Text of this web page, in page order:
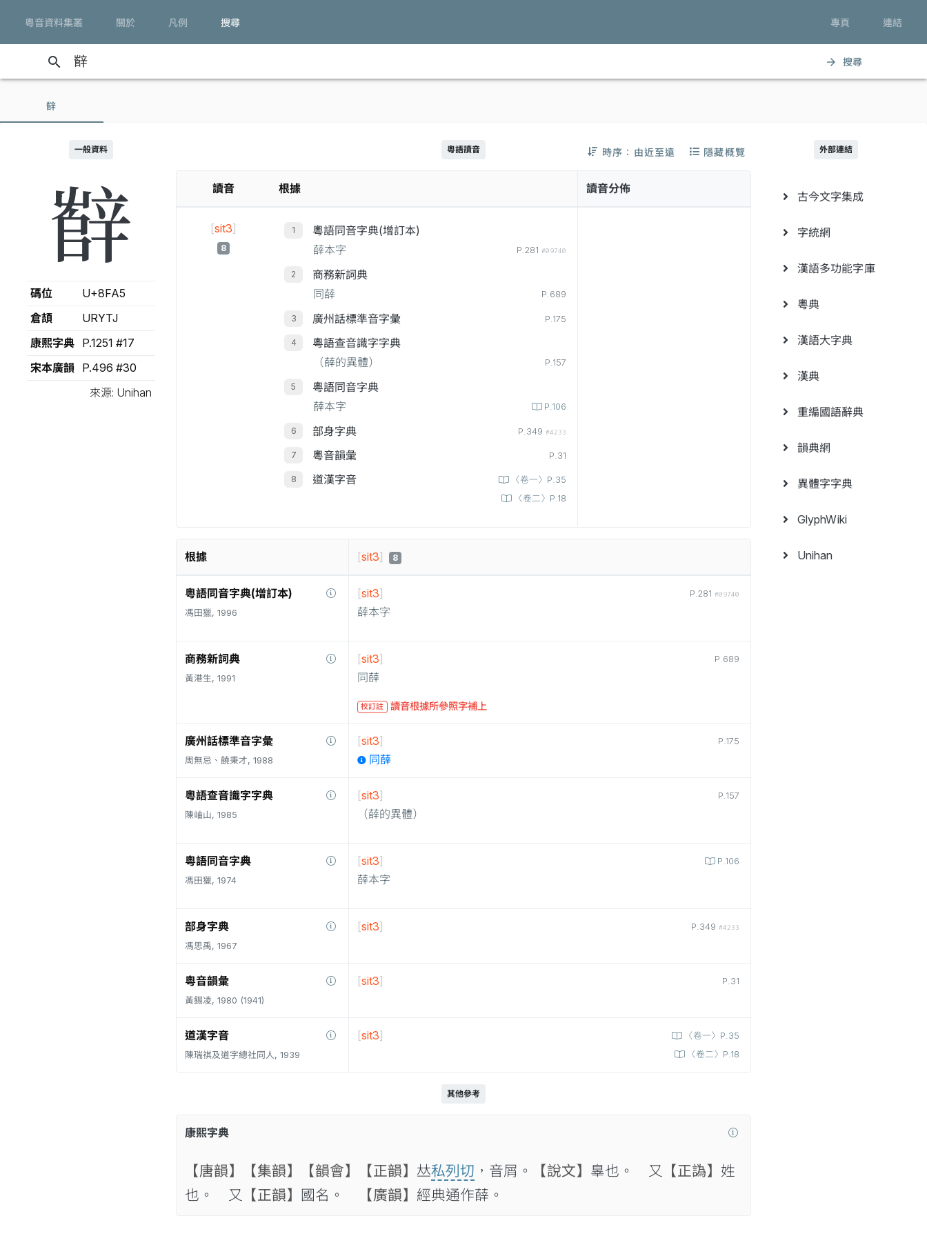
粵音資料集叢 關於 凡例 搜尋 專頁 連結
search arrow_forward 搜尋
辥
一般資料
辥
碼位
U+8FA5
倉頡
URYTJ
康熙字典
P.1251 #17
宋本廣韻
P.496 #30
來源: Unihan
粵語讀音 時序：由近至遠 隱藏概覽
讀音 根據
[sit3]
8
粵語同音字典(增訂本)
薛本字
P.281 #09740
商務新詞典
同薛
P.689
廣州話標準音字彙 P.175
粵語查音識字字典
（薛的異體）
P.157
粵語同音字典
薛本字
P.106
部身字典 P.349 #4233
粵音韻彙 P.31
道漢字音
〈卷一〉P.35
〈卷二〉P.18
讀音分佈
根據 [sit3] 8
粵語同音字典(增訂本)
馮田獵, 1996
P.281 #09740
[sit3]
薛本字
商務新詞典
黃港生, 1991
P.689
[sit3]
同薛
校訂註 讀音根據所參照字補上
廣州話標準音字彙
周無忌、饒秉才, 1988
P.175
[sit3]
同薛
粵語查音識字字典
陳岫山, 1985
P.157
[sit3]
（薛的異體）
粵語同音字典
馮田獵, 1974
P.106
[sit3]
薛本字
部身字典
馮思禹, 1967
P.349 #4233
[sit3]
粵音韻彙
黃錫凌, 1980 (1941)
P.31
[sit3]
道漢字音
陳瑞祺及道字總社同人, 1939
〈卷一〉P.35
〈卷二〉P.18
[sit3]
其他參考
康熙字典
【唐韻】 【集韻】 【韻會】 【正韻】 𠀤私列切 ，音屑。 【說文】 辠也。 又 【正譌】 姓
也。 又
【正韻】 國名。 【廣韻】 經典通作薛。
外部連結
古今文字集成
字統網
漢語多功能字庫
粵典
漢語大字典
漢典
重編國語辭典
韻典網
異體字字典
GlyphWiki
Unihan